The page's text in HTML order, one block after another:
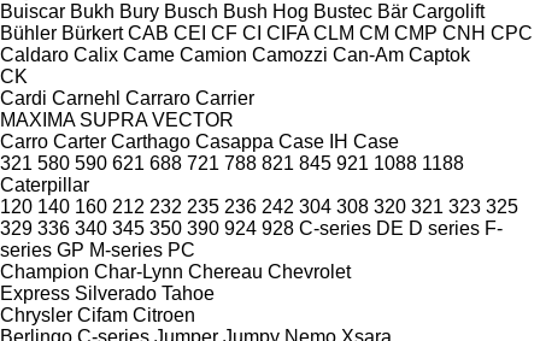
Buiscar Bukh Bury Busch Bush Hog Bustec Bär Cargolift
Bühler Bürkert CAB CEI CF CI CIFA CLM CM CMP CNH CPC
Caldaro Calix Came Camion Camozzi Can-Am Captok
CK
Cardi Carnehl Carraro Carrier
MAXIMA SUPRA VECTOR
Carro Carter Carthago Casappa Case IH Case
321 580 590 621 688 721 788 821 845 921 1088 1188
Caterpillar
120 140 160 212 232 235 236 242 304 308 320 321 323 325
329 336 340 345 350 390 924 928 C-series DE D series F-
series GP M-series PC
Champion Char-Lynn Chereau Chevrolet
Express Silverado Tahoe
Chrysler Cifam Citroen
Berlingo C-series Jumper Jumpy Nemo Xsara